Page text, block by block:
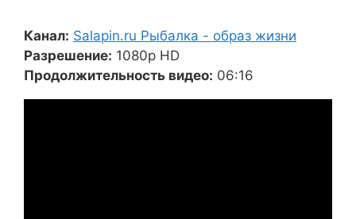
Канал: Salapin.ru Рыбалка - образ жизни
Разрешение: 1080p HD
Продолжительность видео: 06:16